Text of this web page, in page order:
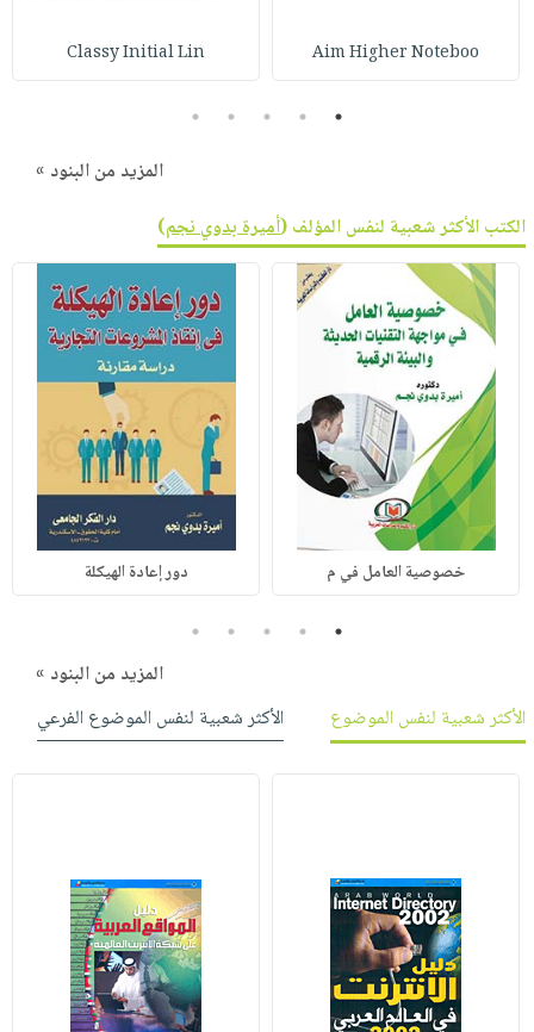
Aim Higher Noteboo
Classy Initial Lin
1
2
3
4
5
المزيد من البنود »
الكتب الأكثر شعبية لنفس المؤلف (أميرة بدوي نجم)
خصوصية العامل في م دور إعادة الهيكلة
1
2
3
4
5
المزيد من البنود »
الأكثر شعبية لنفس الموضوع
الأكثر شعبية لنفس الموضوع الفرعي